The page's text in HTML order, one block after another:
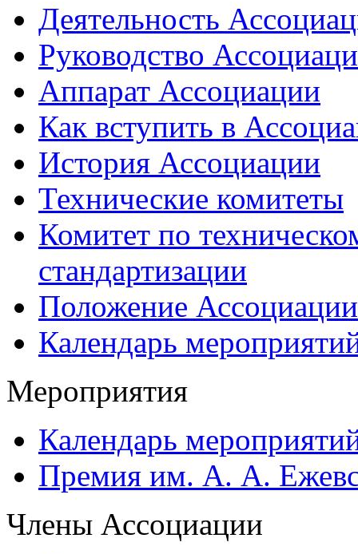
Деятельность
Руководство
Аппарат Ассоциации
Как вступить в
История Ассоциации
Технические комитеты
Комитет по
стандартизации
Положение
Календарь
Мероприятия
Календарь
Премия им. А. А.
Члены Ассоциации